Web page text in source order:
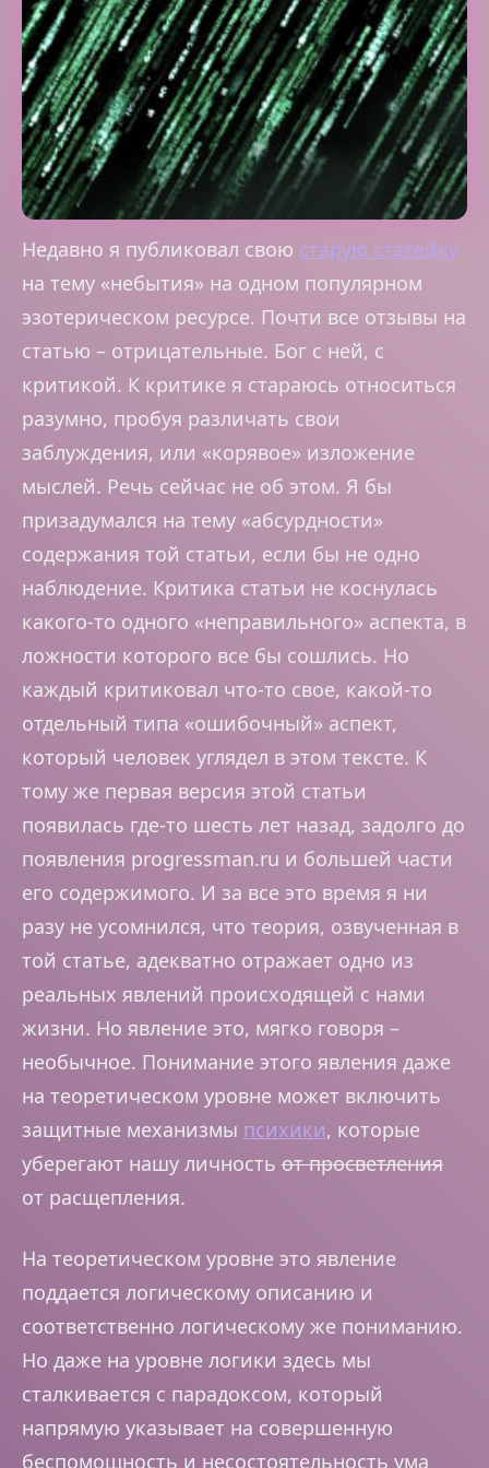
Недавно я публиковал свою старую статейку
на тему «небытия» на одном популярном
эзотерическом ресурсе. Почти все отзывы на
статью – отрицательные. Бог с ней, с
критикой. К критике я стараюсь относиться
разумно, пробуя различать свои
заблуждения, или «корявое» изложение
мыслей. Речь сейчас не об этом. Я бы
призадумался на тему «абсурдности»
содержания той статьи, если бы не одно
наблюдение. Критика статьи не коснулась
какого-то одного «неправильного» аспекта, в
ложности которого все бы сошлись. Но
каждый критиковал что-то свое, какой-то
отдельный типа «ошибочный» аспект,
который человек углядел в этом тексте. К
тому же первая версия этой статьи
появилась где-то шесть лет назад, задолго до
появления progressman.ru и большей части
его содержимого. И за все это время я ни
разу не усомнился, что теория, озвученная в
той статье, адекватно отражает одно из
реальных явлений происходящей с нами
жизни. Но явление это, мягко говоря –
необычное. Понимание этого явления даже
на теоретическом уровне может включить
защитные механизмы психики, которые
уберегают нашу личность от просветления
от расщепления.
На теоретическом уровне это явление
поддается логическому описанию и
соответственно логическому же пониманию.
Но даже на уровне логики здесь мы
сталкивается с парадоксом, который
напрямую указывает на совершенную
беспомощность и несостоятельность ума